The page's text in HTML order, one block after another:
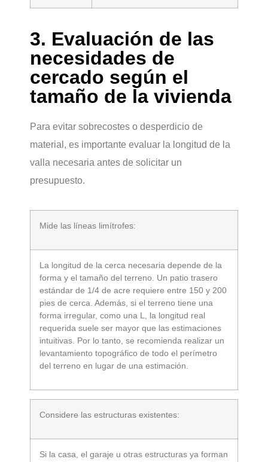
3. Evaluación de las
necesidades de
cercado según el
tamaño de la vivienda
Para evitar sobrecostes o desperdicio de
material, es importante evaluar la longitud de la
valla necesaria antes de solicitar un
presupuesto.
Mide las líneas limítrofes:
La longitud de la cerca necesaria depende de la
forma y el tamaño del terreno. Un patio trasero
estándar de 1/4 de acre requiere entre 150 y 200
pies de cerca. Además, si el terreno tiene una
forma irregular, como una L, la longitud real
requerida suele ser mayor que las estimaciones
intuitivas. Por lo tanto, se recomienda realizar un
levantamiento topográfico de todo el perímetro
del terreno en lugar de una estimación.
Considere las estructuras existentes:
Si la casa, el garaje u otras estructuras ya forman